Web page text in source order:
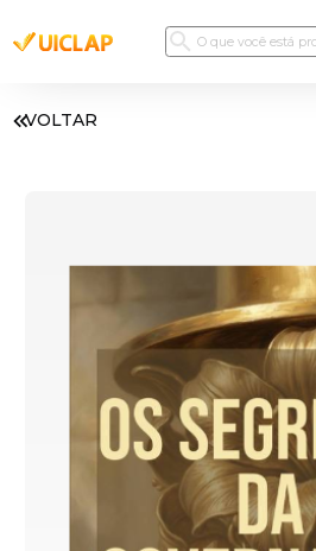
VOLTAR